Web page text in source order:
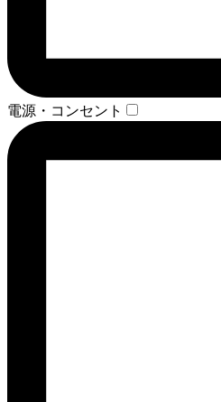
電源・コンセント